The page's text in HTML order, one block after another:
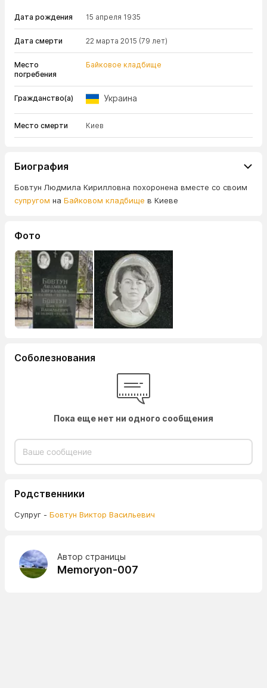
Дата рождения 15 апреля 1935
Дата смерти 22 марта 2015 (79 лет)
Место
погребения
Байковое кладбище
Гражданство(а) Украина
Место смерти Киев
Биография
Бовтун Людмила Кирилловна похоронена вместе со своим
супругом на Байковом кладбище в Киеве
Фото
Соболезнования
Пока еще нет ни одного сообщения
Родственники
Супруг - Бовтун Виктор Васильевич
Автор страницы
Memoryon-007